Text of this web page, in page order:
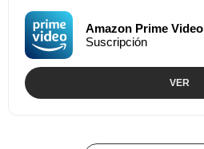
Amazon Prime Video
Suscripción
VER